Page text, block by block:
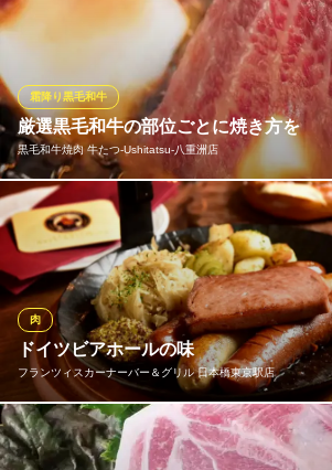
ンまで！！東京にいながら、高知県の食材
メニューを堪能頂けます。当店の料理長が
を、心行くまでお楽しみ下さい。
高知県芸西村 土佐鴨 日本橋
看板のない隠れ家居酒屋
地下鉄銀座線日本橋駅 徒歩1分
東京都中央区日本橋2-2-4 せっつビル4F
厳選黒毛和牛の部位ごとに焼き方を
黒毛和牛焼肉 牛たつ‐Ushitatsu‐八重洲店
霜降り黒毛和牛
お肉は部位ごとによって焼き方を変更 さらに
りいただけますので、肉マイスターアドバ
ください
黒毛和牛焼肉 牛たつ‐Ushitatsu‐八重洲
夜景の見える贅沢焼肉
地下鉄銀座線日本橋駅 徒歩1分
東京都中央区日本橋2-2-15 テイトビル3F
ドイツビアホールの味
フランツィスカーナーバー＆グリル 日本橋東京駅店
肉
ドイツ直輸入のソーセージやプレッツェルと
ミュンヘンのヴァイスビアを飲んでいただけ